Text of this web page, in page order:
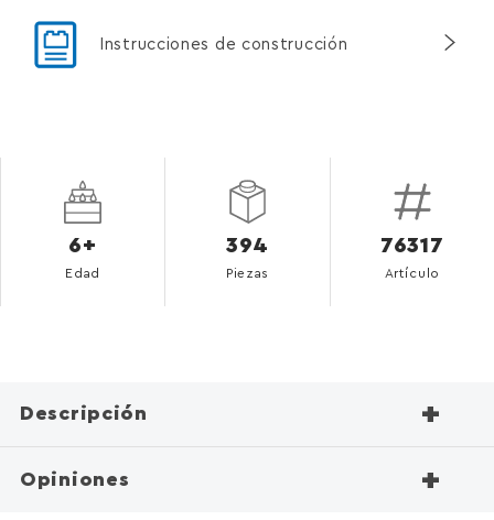
Instrucciones de construcción
6+
Edad
394
Piezas
76317
Artículo
Descripción +
Opiniones +